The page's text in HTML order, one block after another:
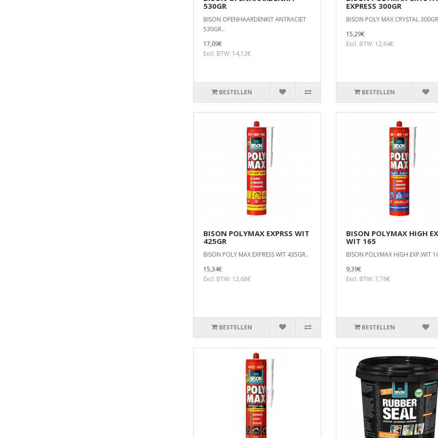
530GR
BISON OPENHAARDENKIT ANTRACIET
530GR..
17,09€
Excl. BTW: 14,12€
BESTELLEN
EXPRESS 300GR
BISON POLY MAX CRYSTAL
15,29€
Excl. BTW: 12,64€
BESTELLEN
BISON POLYMAX EXPRSS WIT
425GR
BISON POLY MAX EXPRESS WIT 435GR..
15,34€
Excl. BTW: 12,68€
BESTELLEN
BISON POLYMAX HIGH
WIT 165
BISON POLYMAX HIGH EXP.WIT
9,39€
Excl. BTW: 7,76€
BESTELLEN